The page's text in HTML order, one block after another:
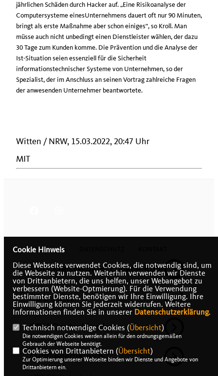
jährlichen Schäden durch Hacker auf. „Eine Risikoanalyse der
Computersysteme einesUnternehmens dauert oft nur 90 Minuten,
bringt als erste Maßnahme aber schon einiges“, so Kroll. Man
müsse auch nicht unbedingt einen Dienstleister wählen, der dazu
30 Tage zum Kunden komme. Die Prävention und die Analyse der
Ist-Situation seien essenziell für die Sicherheit
informationstechnischer Systeme von Unternehmen, so der
Spezialist, der im Anschluss an seinen Vortrag zahlreiche Fragen
der anwesenden Unternehmer beantwortete.
Witten / NRW, 15.03.2022, 20:47 Uhr
MIT
IMPRESSUM
CDU Kreisverband Ennepe-Ruhr
CDU NRW
CDU Deutschlands
Mitgliederbereich
Cookie Hinweis
Diese Webseite verwendet Cookies, die notwendig sind, um
die Webseite zu nutzen. Weiterhin verwenden wir Dienste
von Drittanbietern, die uns helfen, unser Webangebot zu
verbessern (Website-Optmierung). Für die Verwendung
bestimmter Dienste, benötigen wir Ihre Einwilligung. Ihre
Einwilligung können Sie jederzeit widerrufen. Weitere
Informationen finden Sie in unserer Datenschutzerklärung.
Technisch notwendige Cookies (Übersicht)
Die notwendigen Cookies werden allein für den ordnungsgemäßen
Gebrauch der Webseite benötigt.
Cookies von Drittanbietern (Übersicht)
Zur Optimierung unserer Webseite binden wir Dienste und Angebote von
Drittanbietern ein.